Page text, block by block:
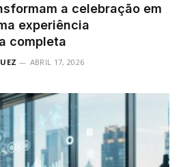
a celebração em
experiência
completa
ABRIL 17, 2026